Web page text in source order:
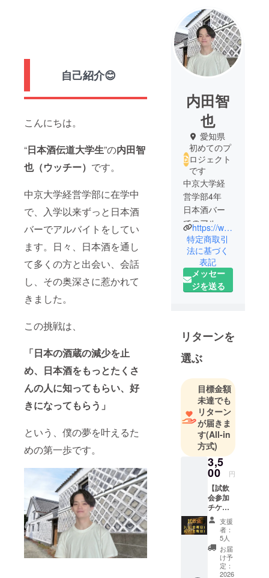
自己紹介😊
こんにちは。
“日本酒伝道大学生”の内田智
也（ウッチー） です。
中京大学経営学部に在学中
で、入学以来ずっと日本酒
バーでアルバイトをしてい
ます。日々、日本酒を通し
て多くの方と出会い、会話
し、その奥深さに惹かれて
きました。
この挑戦は、
「日本の酒蔵の減少を止
め、日本酒をもっとたくさ
んの人に知ってもらい、好
きになってもらう」
という、僕の夢を叶えるた
めの第一歩です。
内田智
也
愛知県
初めてのプ
ロジェクト
です
中京大学経
営学部4年
日本酒バー
でのアルバ
イトを通し
て日本酒に
親しみ、
「米」
「水」「技
本酒の魅力
に惹かれ
る。
力をもっと
多くの人に
知ってもら
いたい。
気軽に楽し
く日本酒を
楽しみ、日
本酒を介し
て人と人と
の交流が生
まれる日本
にしたい。
その為にま
ずは自分が
日本酒につ
https://www.instagram.com/sake_dendo_?igsh=bHU3enk5bG1hanlq&utm_source=qr
特定商取引
法に基づく
表記
メッセー
ジを送る
リターンを
選ぶ
目標金額
未達でも
リターン
が届きま
す(All-in
方式)
3,5
00 円
【試飲
会参加
チケッ
ト】 試
飲会参
加券に
なりま
す。 ク
ラファ
ン上の
支援
者：
5人
お届
け予
定：
2026